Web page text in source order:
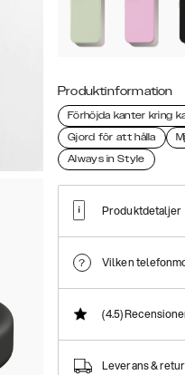
Produktinformation
Förhöjda kanter kring
Gjord för att hålla
Always in Style
Produktdetaljer
Vilken
(4.5)
Leverans &